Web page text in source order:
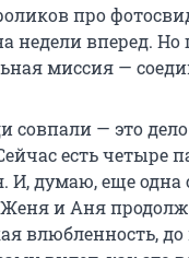
про
недели вперед. Но
миссия —
совпали — это
есть четыре
И, думаю, еще одна
Женя и Аня
влюбленность,